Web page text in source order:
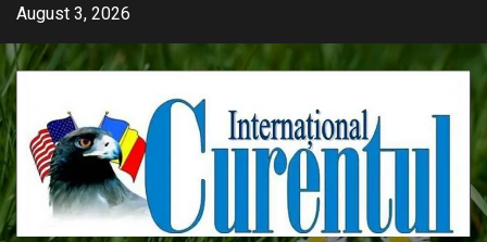
Skip
content
August 3, 2026